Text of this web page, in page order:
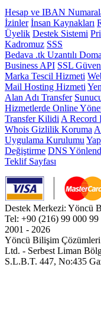
Hesap ve IBAN
İzinler İnsan Kaynakları
Üyelik Destek Sistemi
Kadromuz SSS
Bedava .tk Uzantılı
Business API SSL
Marka Tescil Hizmeti
Mail Hosting Hizmeti
Alan Adı Transfer
Hizmetlerde Online
Transfer Kilidi A Record
Whois Gizlilik Koruma
Uygulama Kurulumu
Değiştirme DNS
Teklif Sayfası
Destek Merkezi: Yöncü
Tel: +90 (216) 99 000
2001 - 2026
Yöncü Bilişim
Ltd. - Serbest Liman
S.L.B.T. 447, No:435